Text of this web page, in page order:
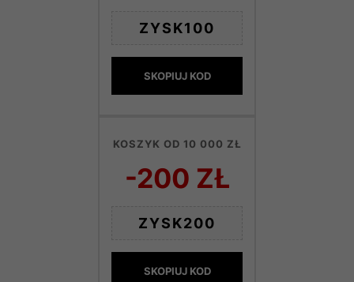
ZYSK100
SKOPIUJ KOD
KOSZYK OD 10 000 ZŁ
-200 ZŁ
ZYSK200
SKOPIUJ KOD